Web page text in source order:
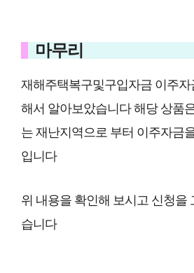
마무리
재해주택복구및구입자금 이주자
해서 알아보았습니다 해당 상품
는 재난지역으로 부터 이주자금
입니다
위 내용을 확인해 보시고 신청을
습니다